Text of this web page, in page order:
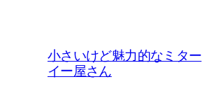
小さいけど魅力的なミター
イー屋さん